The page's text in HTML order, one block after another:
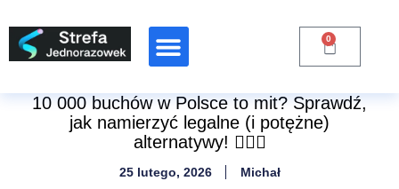
0
10 000 buchów w Polsce to mit? Sprawdź,
jak namierzyć legalne (i potężne)
alternatywy! 🕵️‍♂️💨
25 lutego, 2026 Michał